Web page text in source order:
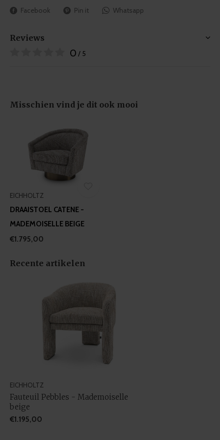
Facebook Pin it Whatsapp
Reviews
0 / 5
Misschien vind je dit ook mooi
EICHHOLTZ
DRAAISTOEL CATENE -
MADEMOISELLE BEIGE
€1.795,00
Recente artikelen
EICHHOLTZ
Fauteuil Pebbles - Mademoiselle
beige
€1.195,00